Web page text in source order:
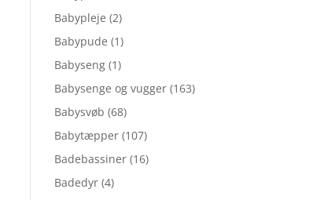
Babypleje (2)
Babypude (1)
Babyseng (1)
Babysenge og vugger (163)
Babysvøb (68)
Babytæpper (107)
Badebassiner (16)
Badedyr (4)